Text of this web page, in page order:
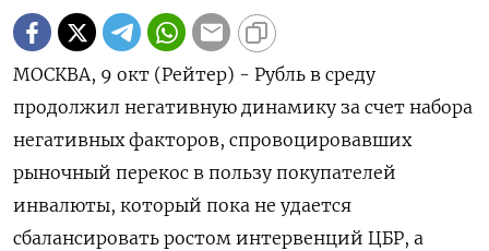
МОСКВА, 9 окт (Рейтер) - Рубль в среду
продолжил негативную динамику за счет набора
негативных факторов, спровоцировавших
рыночный перекос в пользу покупателей
инвалюты, который пока не удается
сбалансировать ростом интервенций ЦБР, а